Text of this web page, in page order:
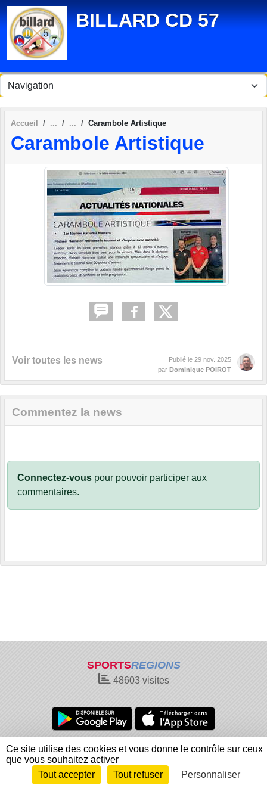
BILLARD CD 57
Accueil Carambole Artistique
Carambole Artistique
Voir toutes les news Publié le 29 nov. 2025
par Dominique POIROT
Commentez la news
Connectez-vous pour pouvoir participer aux
commentaires.
SPORTSREGIONS
48603visites
Charte cookies
Gestion des cookies
Informations légales
Signaler un contenu inapproprié
Envie de participer ?
Connexion
Panneau de gestion des cookies
Ce site utilise des cookies et vous donne le contrôle sur ceux
que vous souhaitez activer
Tout accepter
Tout refuser Personnaliser